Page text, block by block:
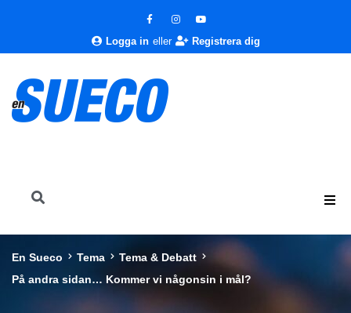
Logga in eller Registrera dig
En Sueco Tema
Tema & Debatt
På andra sidan… Kommer vi någonsin i mål?